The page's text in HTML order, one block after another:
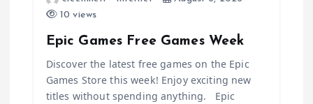
10 views
Epic Games Free Games Week
Discover the latest free games on the Epic
Games Store this week! Enjoy exciting new
titles without spending anything. Epic